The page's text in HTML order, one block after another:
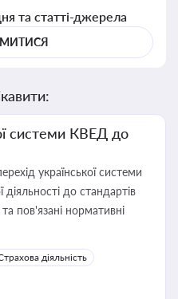
та статті-джерела
системи КВЕД до
української системи
діяльності до стандартів
пов'язані нормативні
діяльність